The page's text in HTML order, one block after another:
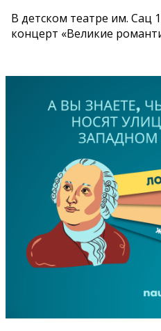
В детском театре им. Сац
концерт «Великие